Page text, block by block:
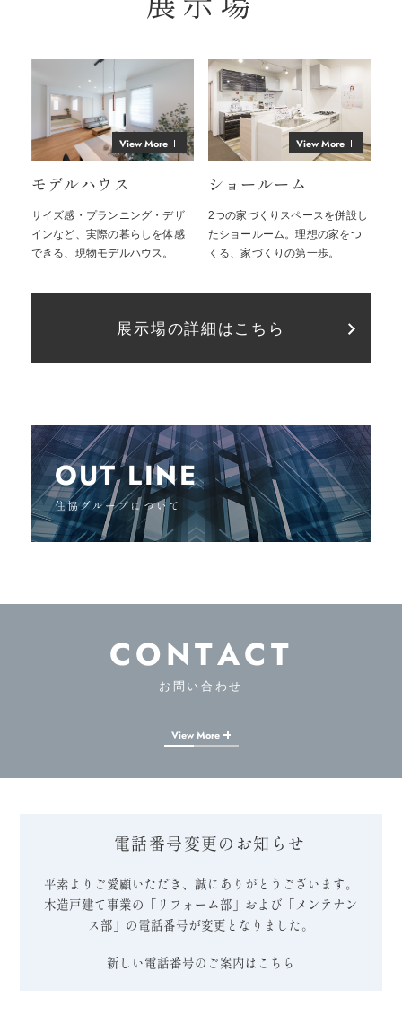
View More
モデルハウス
サイズ感・プランニング・デザ
インなど、実際の暮らしを体感
できる、現物モデルハウス。
View More
ショールーム
2つの家づくりスペースを併設し
たショールーム。理想の家をつ
くる、家づくりの第一歩。
展示場の詳細はこちら
OUT LINE
住協グループについて
CONTACT
お問い合わせ
View More
電話番号変更のお知らせ
平素よりご愛顧いただき、誠にありがとうございます。
木造戸建て事業の「リフォーム部」および「メンテナン
ス部」の電話番号が変更となりました。
新しい電話番号のご案内はこちら